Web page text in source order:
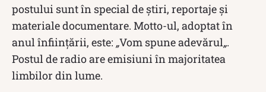
postului sunt în special de știri, reportaje și
materiale documentare. Motto-ul, adoptat în
anul înființării, este: „Vom spune adevărul„.
Postul de radio are emisiuni în majoritatea
limbilor din lume.